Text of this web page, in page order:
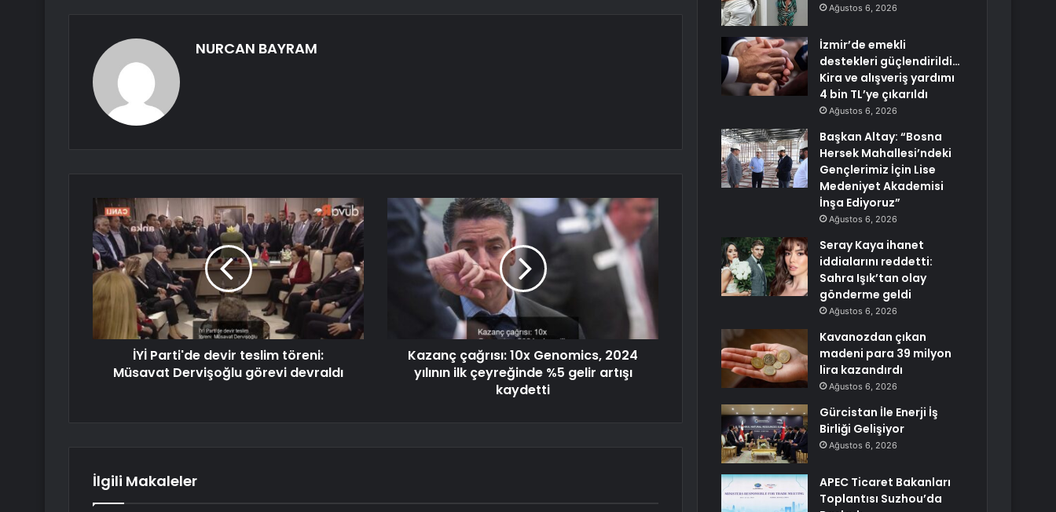
NURCAN BAYRAM
İYİ Parti'de devir teslim töreni:
Müsavat Dervişoğlu görevi devraldı
Kazanç çağrısı: 10x Genomics, 2024
yılının ilk çeyreğinde %5 gelir artışı
kaydetti
İlgili Makaleler
Ağustos 6, 2026
İzmir’de emekli
destekleri güçlendirildi…
Kira ve alışveriş yardımı
4 bin TL’ye çıkarıldı
Ağustos 6, 2026
Başkan Altay: “Bosna
Hersek Mahallesi’ndeki
Gençlerimiz İçin Lise
Medeniyet Akademisi
İnşa Ediyoruz”
Ağustos 6, 2026
Seray Kaya ihanet
iddialarını reddetti:
Sahra Işık’tan olay
gönderme geldi
Ağustos 6, 2026
Kavanozdan çıkan
madeni para 39 milyon
lira kazandırdı
Ağustos 6, 2026
Gürcistan İle Enerji İş
Birliği Gelişiyor
Ağustos 6, 2026
APEC Ticaret Bakanları
Toplantısı Suzhou’da